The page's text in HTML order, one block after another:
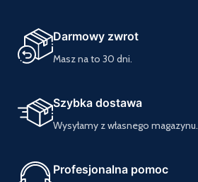
Darmowy zwrot
Masz na to 30 dni.
Szybka dostawa
Wysyłamy z własnego magazynu.
Profesjonalna pomoc